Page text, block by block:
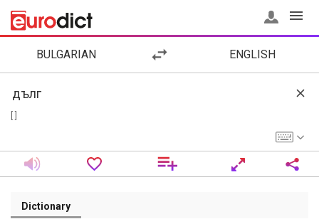
BULGARIAN ENGLISH
Dictionary